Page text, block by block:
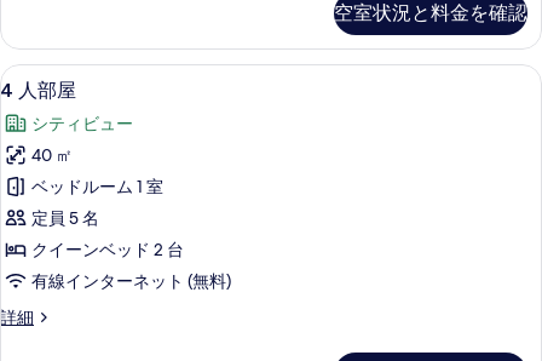
す
る
ー
ム
の
す
べ
て
の
写
真
を
ー
ト
ツ
ン
ル
ー
ム
の
詳
細
空室状況と料金を確認
4
人
部
屋
の
す
べ
て
の
4 人部屋 | 羽毛の掛け布団、セーフ
3
4 人部屋
シティビュー
40 ㎡
ベッドルーム 1 室
定員 5 名
クイーンベッド 2 台
有線インターネット (無料)
詳細
4